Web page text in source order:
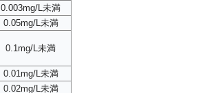
0.003mg/L未満
0.05mg/L未満
0.1mg/L未満
0.01mg/L未満
0.02mg/L未満